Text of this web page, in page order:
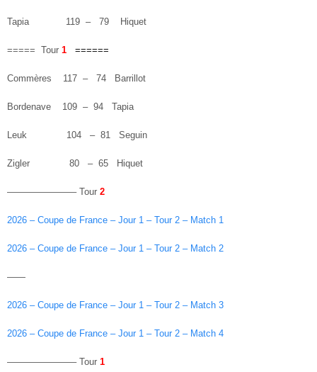
Tapia 119 – 79 Hiquet
===== Tour 1 ======
Commères 117 – 74 Barrillot
Bordenave 109 – 94 Tapia
Leuk 104 – 81 Seguin
Zigler 80 – 65 Hiquet
———————– Tour 2
2026 – Coupe de France – Jour 1 – Tour 2 – Match 1
2026 – Coupe de France – Jour 1 – Tour 2 – Match 2
——
2026 – Coupe de France – Jour 1 – Tour 2 – Match 3
2026 – Coupe de France – Jour 1 – Tour 2 – Match 4
———————– Tour 1